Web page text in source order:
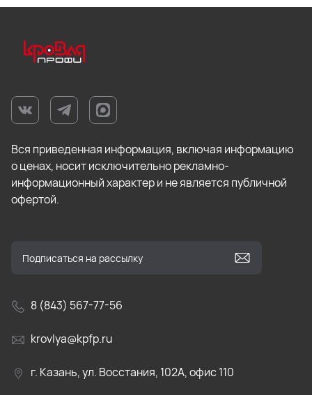
Вся приведенная информация, включая информацию
о ценах, носит исключительно рекламно-
информационный характер и не является публичной
офертой.
8 (843) 567-77-56
krovlya@kpfp.ru
г. Казань, ул. Восстания, 102А, офис 110